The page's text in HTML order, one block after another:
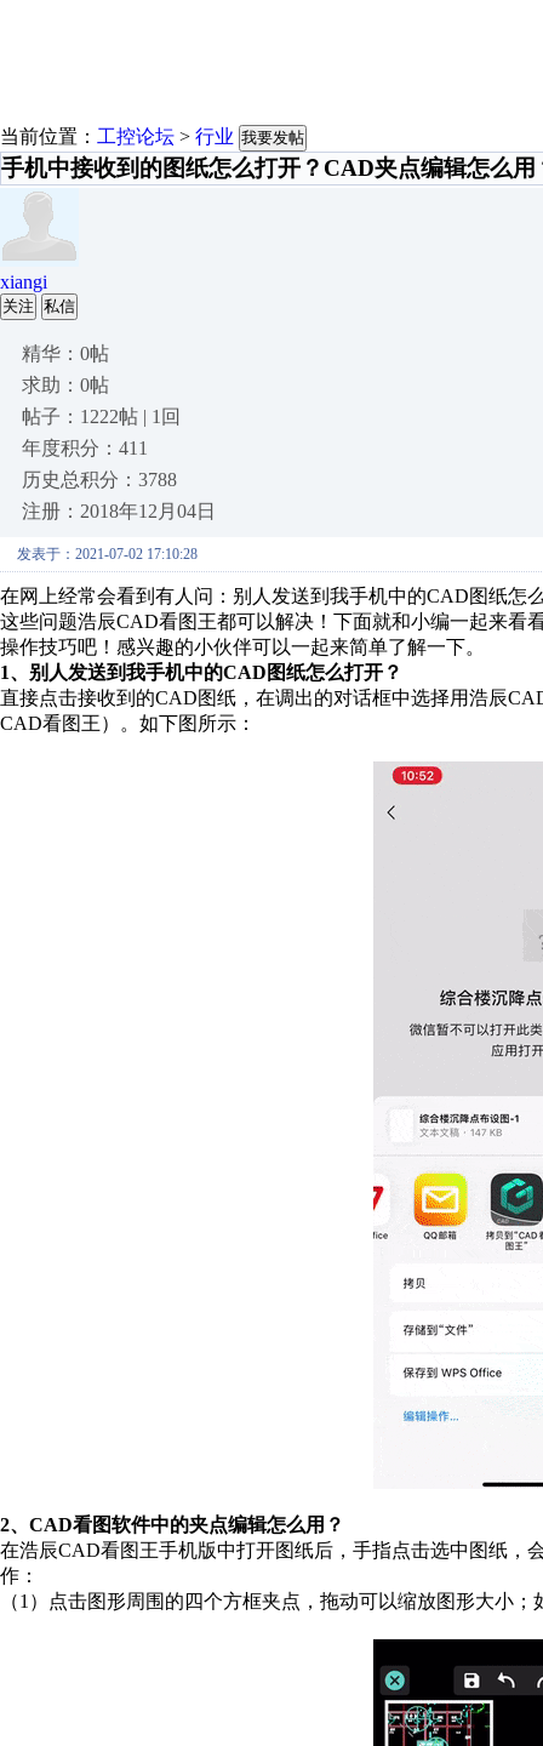
当前位置： 工控论坛 > 行业 我要发帖
手机中接收到的图纸怎么打开？CAD夹点编辑怎么用
xiangi
关注 私信
精华：0帖
求助：0帖
帖子：1222帖 | 1回
年度积分：411
历史总积分：3788
注册：2018年12月04日
发表于：2021-07-02 17:10:28
在网上经常会看到有人问：别人发送到我手机中的CAD图纸
这些问题浩辰CAD看图王都可以解决！下面就和小编一起来
操作技巧吧！感兴趣的小伙伴可以一起来简单了解一下。
1、别人发送到我手机中的CAD图纸怎么打开？
直接点击接收到的CAD图纸，在调出的对话框中选择用浩辰
CAD看图王）。如下图所示：
2、CAD看图软件中的夹点编辑怎么用？
在浩辰CAD看图王手机版中打开图纸后，手指点击选中图纸，
作：
（1）点击图形周围的四个方框夹点，拖动可以缩放图形大小；